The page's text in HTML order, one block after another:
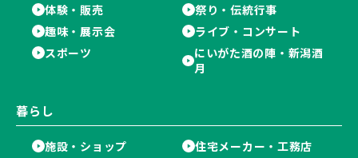
体験・販売
祭り・伝統行事
趣味・展示会
ライブ・コンサート
スポーツ
にいがた酒の陣・新潟酒
月
暮らし
施設・ショップ
住宅メーカー・工務店